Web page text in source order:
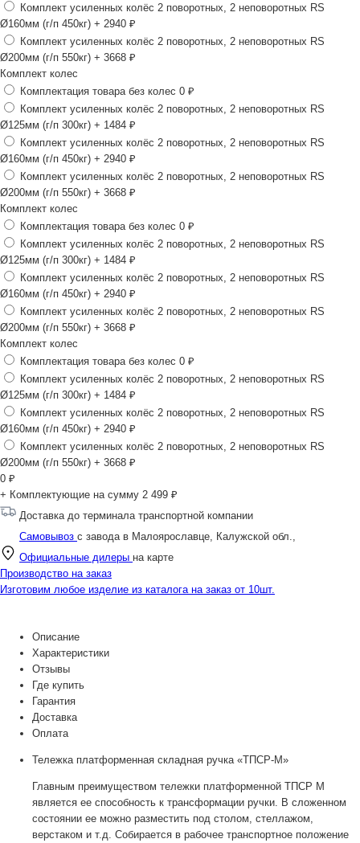
Комплект усиленных колёс 2 поворотных, 2 неповоротных RS
Ø160мм (г/п 450кг) + 2940 ₽
Комплект усиленных колёс 2 поворотных, 2 неповоротных RS
Ø200мм (г/п 550кг) + 3668 ₽
Комплект колес
Комплектация товара без колес 0 ₽
Комплект усиленных колёс 2 поворотных, 2 неповоротных RS
Ø125мм (г/п 300кг) + 1484 ₽
Комплект усиленных колёс 2 поворотных, 2 неповоротных RS
Ø160мм (г/п 450кг) + 2940 ₽
Комплект усиленных колёс 2 поворотных, 2 неповоротных RS
Ø200мм (г/п 550кг) + 3668 ₽
Комплект колес
Комплектация товара без колес 0 ₽
Комплект усиленных колёс 2 поворотных, 2 неповоротных RS
Ø125мм (г/п 300кг) + 1484 ₽
Комплект усиленных колёс 2 поворотных, 2 неповоротных RS
Ø160мм (г/п 450кг) + 2940 ₽
Комплект усиленных колёс 2 поворотных, 2 неповоротных RS
Ø200мм (г/п 550кг) + 3668 ₽
Комплект колес
Комплектация товара без колес 0 ₽
Комплект усиленных колёс 2 поворотных, 2 неповоротных RS
Ø125мм (г/п 300кг) + 1484 ₽
Комплект усиленных колёс 2 поворотных, 2 неповоротных RS
Ø160мм (г/п 450кг) + 2940 ₽
Комплект усиленных колёс 2 поворотных, 2 неповоротных RS
Ø200мм (г/п 550кг) + 3668 ₽
0 ₽
+ Комплектующие на сумму 2 499 ₽
Доставка до терминала транспортной компании
Самовывоз с завода в Малоярославце, Калужской обл.,
Официальные дилеры на карте
Производство на заказ
Изготовим любое изделие из каталога на заказ от 10шт.
Описание
Характеристики
Отзывы
Где купить
Гарантия
Доставка
Оплата
Тележка платформенная складная ручка «ТПСР-М»
Главным преимуществом тележки платформенной ТПСР М
является ее способность к трансформации ручки. В сложенном
состоянии ее можно разместить под столом, стеллажом,
верстаком и т.д. Собирается в рабочее транспортное положение